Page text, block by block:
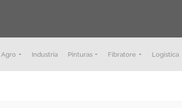
Agro Industria Pinturas Fibratore Logística